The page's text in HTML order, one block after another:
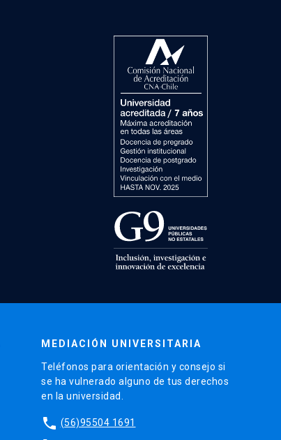
MEDIACIÓN UNIVERSITARIA
Teléfonos para orientación y consejo si
se ha vulnerado alguno de tus derechos
en la universidad.
phone (56)95504 1691